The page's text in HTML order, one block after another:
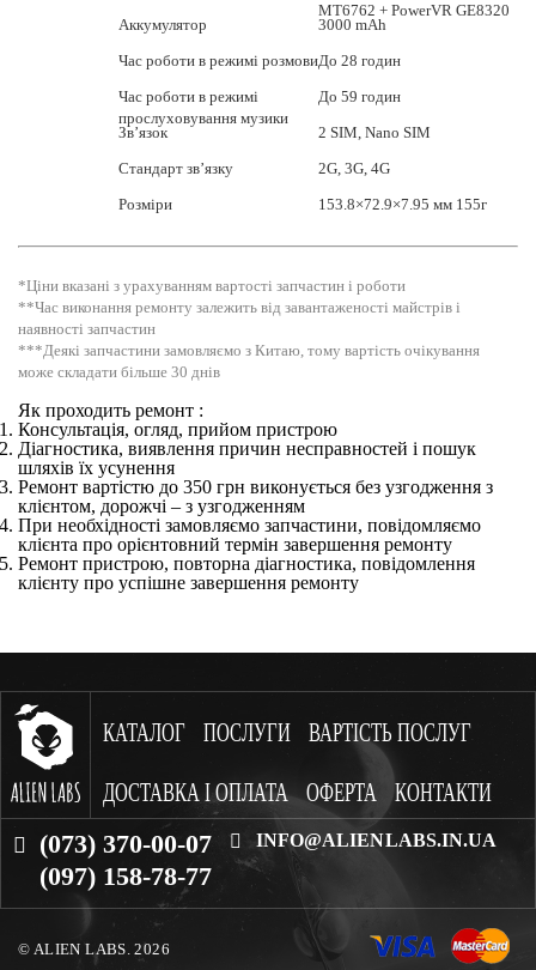
Аккумулятор
Час роботи в режимі розмови
Час роботи в режимі
прослуховування музики
Зв’язок
Стандарт зв’язку
Розміри
MT6762 + PowerVR GE8320
3000 mAh
До 28 годин
До 59 годин
2 SIM, Nano SIM
2G, 3G, 4G
153.8×72.9×7.95 мм 155г
*Ціни вказані з урахуванням вартості запчастин і роботи
**Час виконання ремонту залежить від завантаженості майстрів і
наявності запчастин
***Деякі запчастини замовляємо з Китаю, тому вартість очікування
може складати більше 30 днів
Як проходить ремонт :
Консультація, огляд, прийом пристрою
Діагностика, виявлення причин несправностей і пошук
шляхів їх усунення
Ремонт вартістю до 350 грн виконується без узгодження з
клієнтом, дорожчі – з узгодженням
При необхідності замовляємо запчастини, повідомляємо
клієнта про орієнтовний термін завершення ремонту
Ремонт пристрою, повторна діагностика, повідомлення
клієнту про успішне завершення ремонту
КАТАЛОГ ПОСЛУГИ ВАРТІСТЬ ПОСЛУГ
ДОСТАВКА І ОПЛАТА ОФЕРТА КОНТАКТИ
(073) 370-00-07
(097) 158-78-77
INFO@ALIENLABS.IN.UA
© ALIEN LABS. 2026